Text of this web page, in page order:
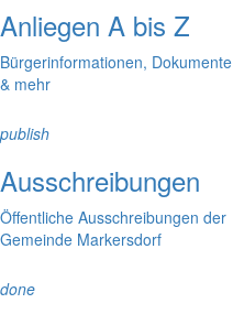
Anliegen A bis Z
Bürgerinformationen, Dokumente
& mehr
publish
Ausschreibungen
Öffentliche Ausschreibungen der
Gemeinde Markersdorf
done